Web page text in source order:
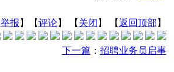
举报 】【评论】 【 关闭 】 【返回顶部 】
下一篇 ： 招聘业务员启事